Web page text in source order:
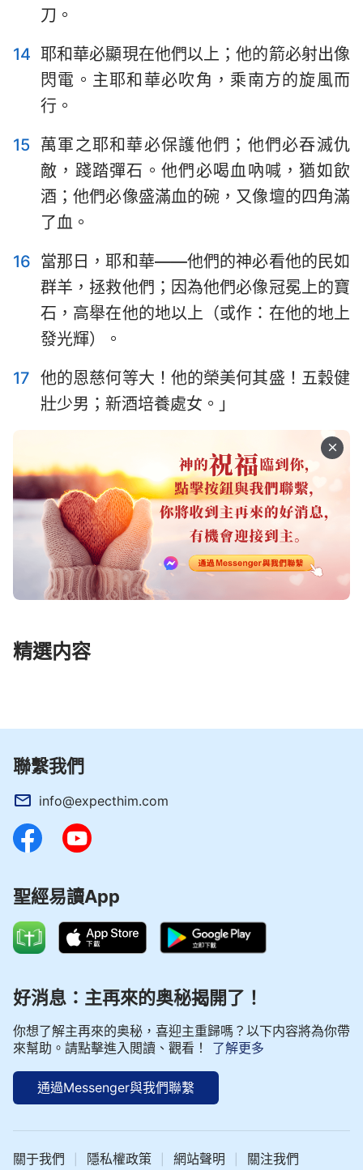
刀。
14 耶和華必顯現在他們以上；他的箭必射出像
閃電。主耶和華必吹角，乘南方的旋風而
行。
15 萬軍之耶和華必保護他們；他們必吞滅仇
敵，踐踏彈石。他們必喝血吶喊，猶如飲
酒；他們必像盛滿血的碗，又像壇的四角滿
了血。
16 當那日，耶和華——他們的神必看他的民如
群羊，拯救他們；因為他們必像冠冕上的寶
石，高舉在他的地以上（或作：在他的地上
發光輝）。
17 他的恩慈何等大！他的榮美何其盛！五穀健
壯少男；新酒培養處女。」
精選内容
聯繫我們
info@expecthim.com
聖經易讀App
好消息：主再來的奥秘揭開了！
你想了解主再來的奥秘，喜迎主重歸嗎？以下内容將為你帶
來幫助。請點擊進入閲讀、觀看！
了解更多
通過Messenger與我們聯繫
關于我們 隱私權政策 網站聲明 關注我們